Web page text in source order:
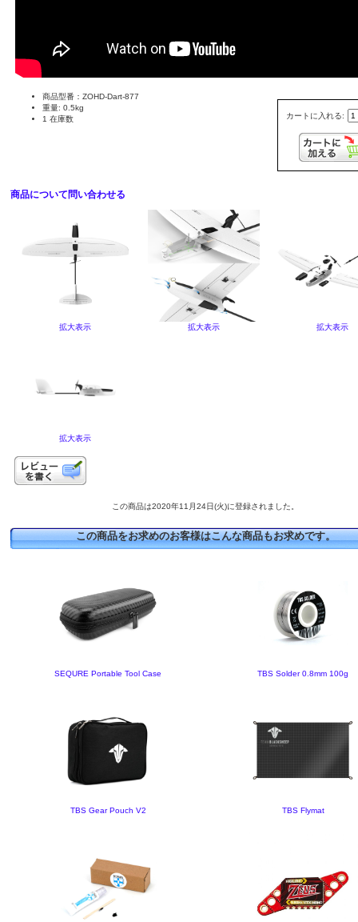
カートに入れる:
商品型番：ZOHD-Dart-877
重量: 0.5kg
1 在庫数
商品について問い合わせる
拡大表示 拡大表示 拡大表示
拡大表示
この商品は2020年11月24日(火)に登録されました。
この商品をお求めのお客様はこんな商品もお求めです。
SEQURE Portable Tool Case TBS Solder 0.8mm 100g
TBS Gear Pouch V2 TBS Flymat